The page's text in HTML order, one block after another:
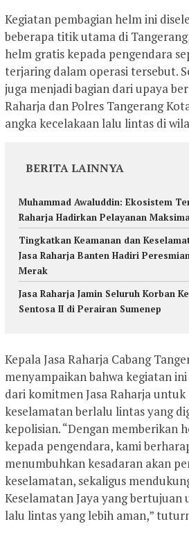
Kegiatan pembagian helm ini
beberapa titik utama di
helm gratis kepada pengendara
terjaring dalam operasi tersebut.
juga menjadi bagian dari upaya
Raharja dan Polres Tangerang
angka kecelakaan lalu lintas di
BERITA LAINNYA
Muhammad Awaluddin: Ekosistem
Raharja Hadirkan Pelayanan
Tingkatkan Keamanan dan
Jasa Raharja Banten Hadiri
Merak
Jasa Raharja Jamin Seluruh Korban
Sentosa II di Perairan Sumenep
Kepala Jasa Raharja Cabang
menyampaikan bahwa kegiatan
dari komitmen Jasa Raharja
keselamatan berlalu lintas yang
kepolisian. “Dengan memberikan
kepada pengendara, kami
menumbuhkan kesadaran akan
keselamatan, sekaligus
Keselamatan Jaya yang
lalu lintas yang lebih aman,”